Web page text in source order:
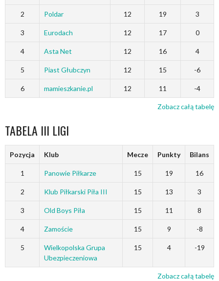
2 Poldar 12 19 3
3 Eurodach 12 17 0
4 Asta Net 12 16 4
5 Piast Głubczyn 12 15 -6
6 mamieszkanie.pl 12 11 -4
Zobacz całą tabelę
TABELA III LIGI
Pozycja Klub Mecze Punkty Bilans
1 Panowie Piłkarze 15 19 16
2 Klub Piłkarski Piła III 15 13 3
3 Old Boys Piła 15 11 8
4 Zamoście 15 9 -8
5
Wielkopolska Grupa
Ubezpieczeniowa
15 4 -19
Zobacz całą tabelę